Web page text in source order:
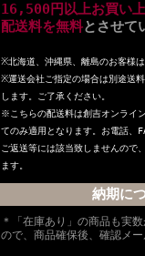
16,500円以上お買い
配送料を無料とさせて
※北海道、沖縄県、離島のお客様
※運送会社ご指定の場合は別途送
します。ご了承ください。
※こちらの配送料は創吉オンライ
てのみ適用となります。お電話、
ご返送等には該当致しませんので
ます。
納期に
＊「在庫あり」の商品も実
ので、商品確保後、確認メ